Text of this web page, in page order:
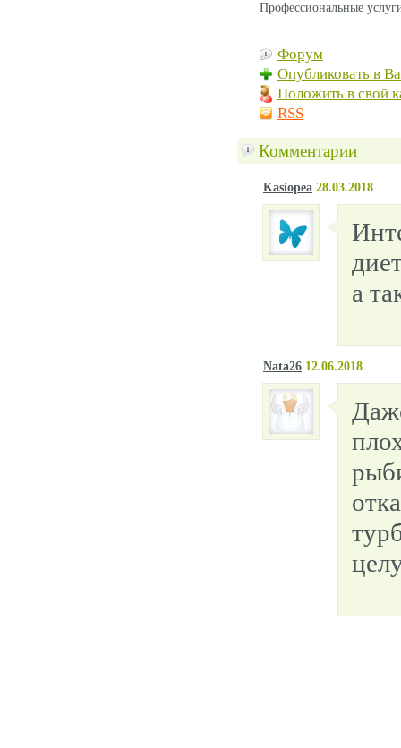
Профессиональные
Форум
Опубликовать в
Положить в свой
RSS
Комментарии
Kasiopea 28.03.2018
а
Nata26 12.06.2018